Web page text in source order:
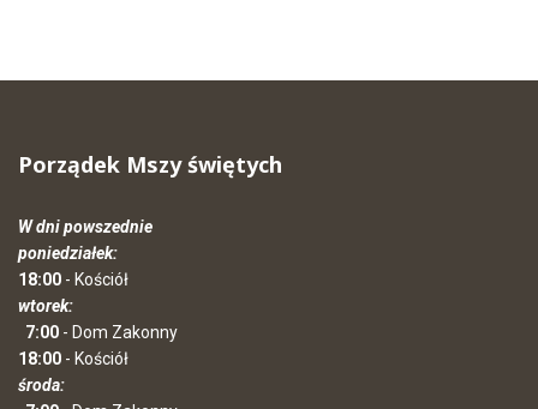
Porządek Mszy świętych
W dni powszednie
poniedziałek:
18:00 - Kościół
wtorek:
7:00 - Dom Zakonny
18:00 - Kościół
środa: